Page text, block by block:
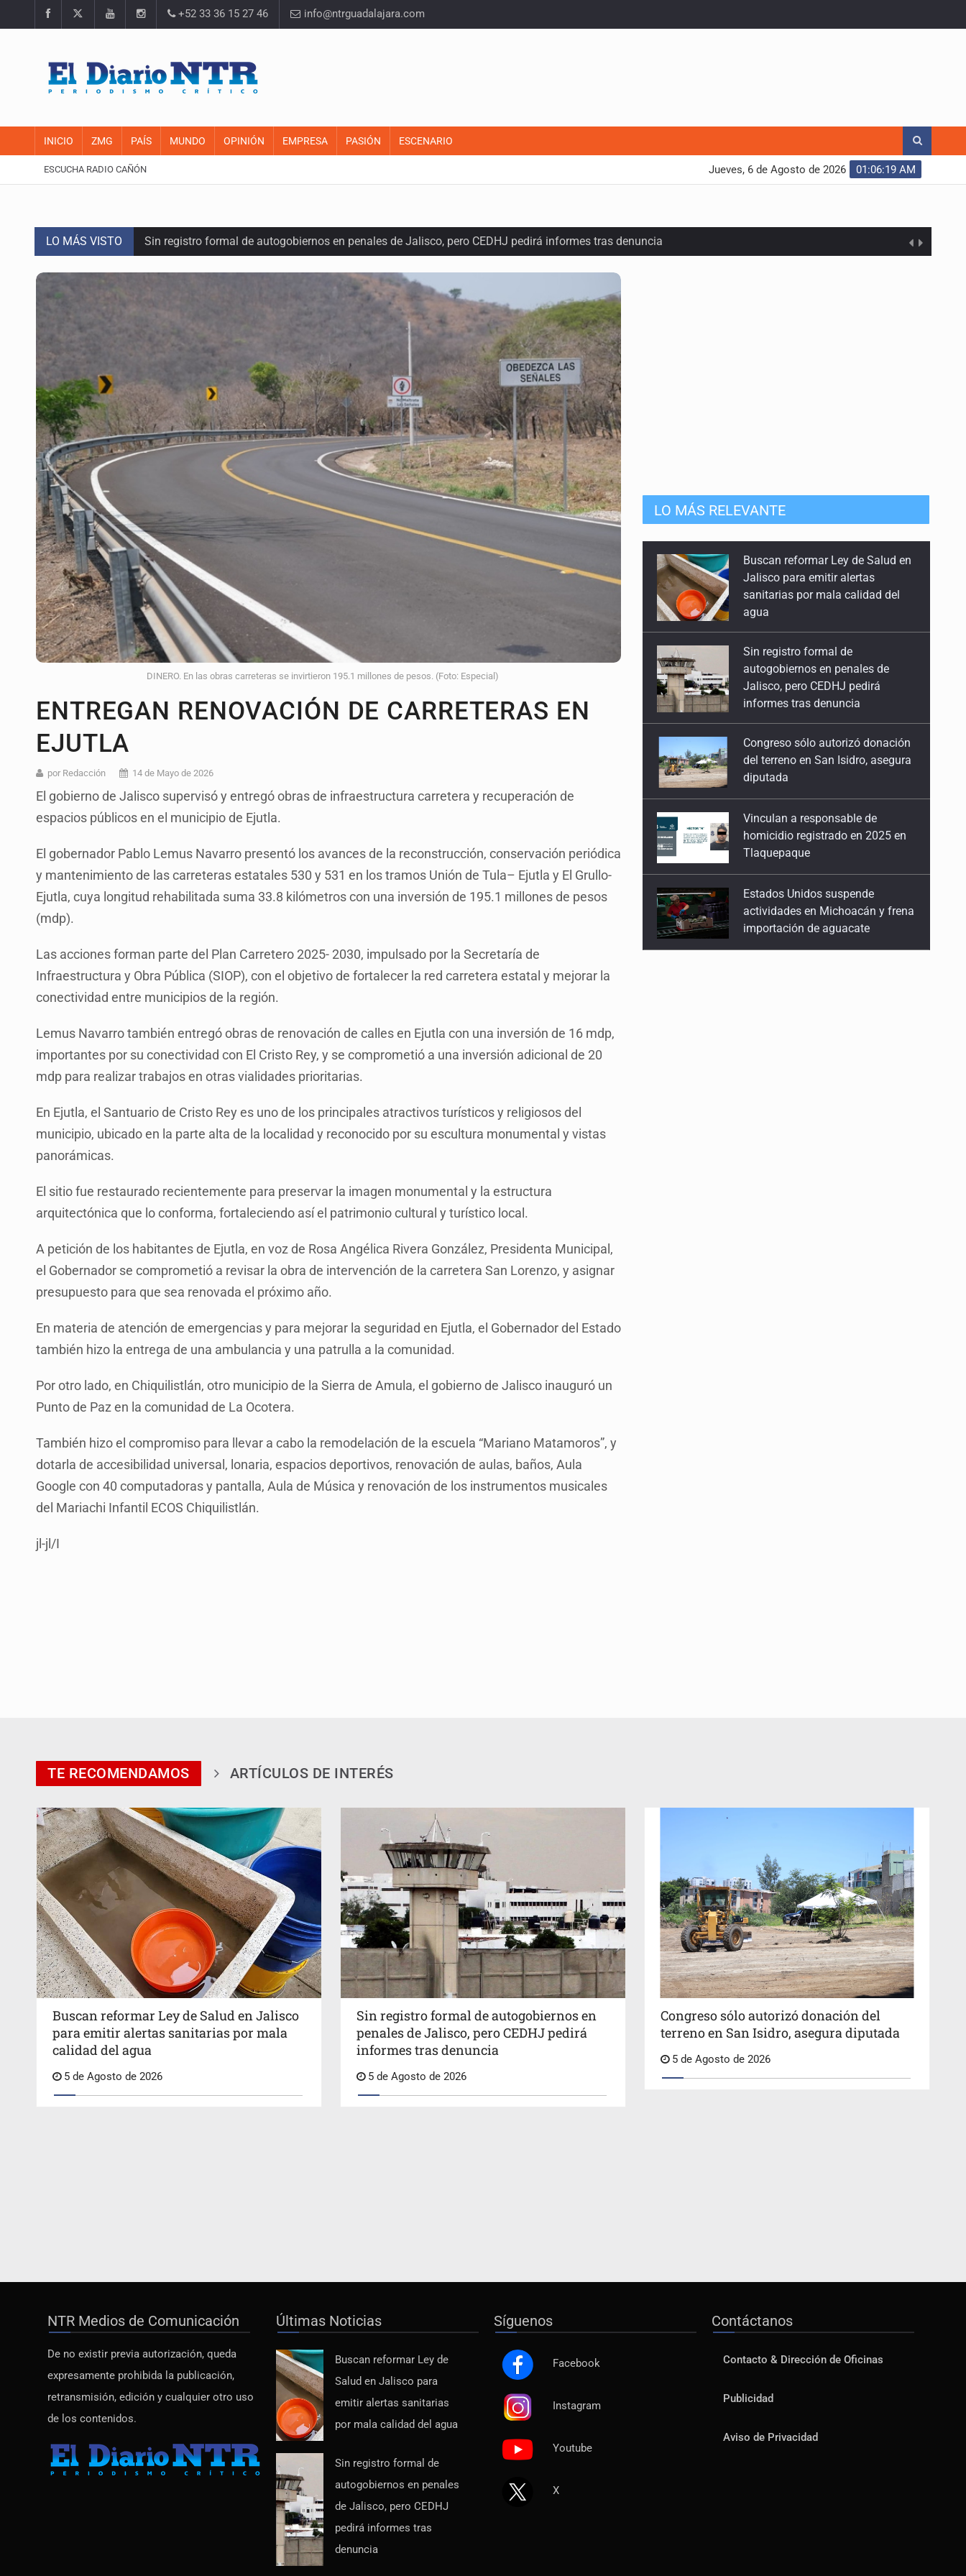
+52 33 36 15 27 46 info@ntrguadalajara.com
INICIO ZMG PAÍS MUNDO OPINIÓN EMPRESA PASIÓN ESCENARIO
ESCUCHA RADIO CAÑÓN 01:06:20 AM
Jueves, 6 de Agosto de 2026
LO MÁS VISTO Sin registro formal de autogobiernos en penales de Jalisco, pero CEDHJ pedirá informes tras denuncia
Congreso sólo autorizó donación del terreno en San Isidro, asegura diputada
Mujer resulta lesionada tras ataque de pitbull en Zapopan
Vinculan a pareja que extorsionaba con peluches para exigir 'cobro de piso'
Mueren cuatro personas por volcadura en San Miguel el Alto
Ken Salazar afirma que no tiene evidencia de vínculos entre el gobierno de México y el crimen organizado
Sheinbaum se reúnen secretario de Estado del Vaticano
Vinculan a responsable de homicidio registrado en 2025 en Tlaquepaque
Parolin expresa respaldo a madres buscadoras
Buscan reformar Ley de Salud en Jalisco para emitir alertas sanitarias por mala calidad del agua
DINERO. En las obras carreteras se invirtieron 195.1 millones de pesos. (Foto: Especial)
ENTREGAN RENOVACIÓN DE CARRETERAS EN
EJUTLA
por Redacción 14 de Mayo de 2026
El gobierno de Jalisco supervisó y entregó obras de infraestructura carretera y recuperación de
espacios públicos en el municipio de Ejutla.
El gobernador Pablo Lemus Navarro presentó los avances de la reconstrucción, conservación periódica
y mantenimiento de las carreteras estatales 530 y 531 en los tramos Unión de Tula– Ejutla y El Grullo-
Ejutla, cuya longitud rehabilitada suma 33.8 kilómetros con una inversión de 195.1 millones de pesos
(mdp).
Las acciones forman parte del Plan Carretero 2025- 2030, impulsado por la Secretaría de
Infraestructura y Obra Pública (SIOP), con el objetivo de fortalecer la red carretera estatal y mejorar la
conectividad entre municipios de la región.
Lemus Navarro también entregó obras de renovación de calles en Ejutla con una inversión de 16 mdp,
importantes por su conectividad con El Cristo Rey, y se comprometió a una inversión adicional de 20
mdp para realizar trabajos en otras vialidades prioritarias.
En Ejutla, el Santuario de Cristo Rey es uno de los principales atractivos turísticos y religiosos del
municipio, ubicado en la parte alta de la localidad y reconocido por su escultura monumental y vistas
panorámicas.
El sitio fue restaurado recientemente para preservar la imagen monumental y la estructura
arquitectónica que lo conforma, fortaleciendo así el patrimonio cultural y turístico local.
A petición de los habitantes de Ejutla, en voz de Rosa Angélica Rivera González, Presidenta Municipal,
el Gobernador se comprometió a revisar la obra de intervención de la carretera San Lorenzo, y asignar
presupuesto para que sea renovada el próximo año.
En materia de atención de emergencias y para mejorar la seguridad en Ejutla, el Gobernador del Estado
también hizo la entrega de una ambulancia y una patrulla a la comunidad.
Por otro lado, en Chiquilistlán, otro municipio de la Sierra de Amula, el gobierno de Jalisco inauguró un
Punto de Paz en la comunidad de La Ocotera.
También hizo el compromiso para llevar a cabo la remodelación de la escuela “Mariano Matamoros”, y
dotarla de accesibilidad universal, lonaria, espacios deportivos, renovación de aulas, baños, Aula
Google con 40 computadoras y pantalla, Aula de Música y renovación de los instrumentos musicales
del Mariachi Infantil ECOS Chiquilistlán.
jl-jl/I
LO MÁS RELEVANTE
Sin registro formal de
autogobiernos en penales de
Jalisco, pero CEDHJ pedirá
informes tras denuncia
Congreso sólo autorizó donación
del terreno en San Isidro, asegura
diputada
Vinculan a responsable de
homicidio registrado en 2025 en
Tlaquepaque
Estados Unidos suspende
actividades en Michoacán y frena
importación de aguacate
Mueren cuatro personas por
volcadura en San Miguel el Alto
Mujer resulta lesionada tras
TE RECOMENDAMOS ARTÍCULOS DE INTERÉS
Buscan reformar Ley de Salud en Jalisco
para emitir alertas sanitarias por mala
calidad del agua
5 de Agosto de 2026
Sin registro formal de autogobiernos en
penales de Jalisco, pero CEDHJ pedirá
informes tras denuncia
5 de Agosto de 2026
Congreso sólo autorizó donación del
terreno en San Isidro, asegura diputada
5 de Agosto de 2026
NTR Medios de Comunicación
De no existir previa autorización, queda
expresamente prohibida la publicación,
retransmisión, edición y cualquier otro uso
de los contenidos.
Últimas Noticias
Buscan reformar Ley de
Salud en Jalisco para
emitir alertas sanitarias
por mala calidad del agua
Sin registro formal de
autogobiernos en penales
de Jalisco, pero CEDHJ
pedirá informes tras
denuncia
Síguenos
Facebook
Instagram
Youtube
X
Contáctanos
Contacto & Dirección de Oficinas
Publicidad
Aviso de Privacidad